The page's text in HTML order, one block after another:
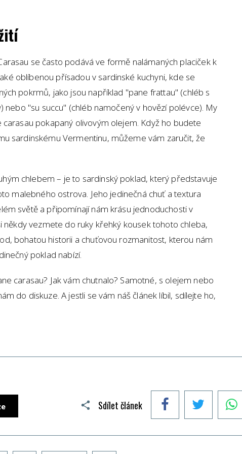
se často podává ve formě nalámaných placiček k
oblíbenou přísadou v sardinské kuchyni, kde se
pokrmů, jako jsou například "pane frattau" (chléb s
nebo "su succu" (chléb namočený v hovězí polévce). My
carasau pokapaný olivovým olejem. Když ho budete
sardinskému Vermentinu, můžeme vám zaručit, že
chlebem – je to sardinský poklad, který představuje
malebného ostrova. Jeho jedinečná chuť a textura
světě a připomínají nám krásu jednoduchosti v
někdy vezmete do ruky křehký kousek tohoto chleba,
bohatou historii a chuťovou rozmanitost, kterou nám
poklad nabízí.
carasau? Jak vám chutnalo? Samotné, s olejem nebo
do diskuze. A jestli se vám náš článek líbil, sdílejte ho,
Sdílet článek